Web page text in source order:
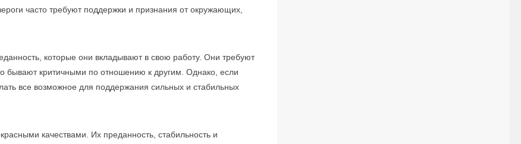
часто требуют поддержки и признания от окружающих,
которые они вкладывают в свою работу. Они требуют
бывают критичными по отношению к другим. Однако, если
все возможное для поддержания сильных и стабильных
качествами. Их преданность, стабильность и